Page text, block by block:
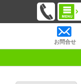
お問合せ